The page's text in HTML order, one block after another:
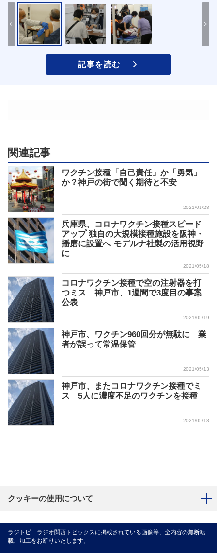
記事を読む
関連記事
ワクチン接種「自己責任」か「勇気」
か？神戸の街で聞く期待と不安
2021/01/28
兵庫県、コロナワクチン接種スピード
アップ 独自の大規模接種施設を阪神・
播磨に設置へ モデルナ社製の活用視野
に
2021/05/18
コロナワクチン接種で空の注射器を打
つミス 神戸市、1週間で3度目の事案
公表
2021/05/19
神戸市、ワクチン960回分が無駄に 業
者が誤って常温保管
2021/05/13
神戸市、またコロナワクチン接種でミ
ス 5人に濃度不足のワクチンを接種
2021/05/18
クッキーの使用について
ラジトピ ラジオ関西トピックスに掲載されている画像等、全内容の無断転
載、加工をお断りいたします。